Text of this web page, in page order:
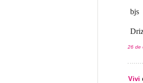
bjs
26 de
Vivi